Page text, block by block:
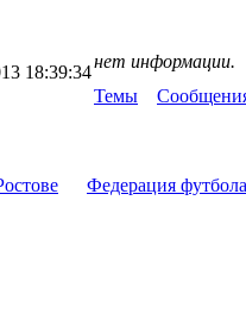
18:39:34
нет информации.
Темы
Федерация